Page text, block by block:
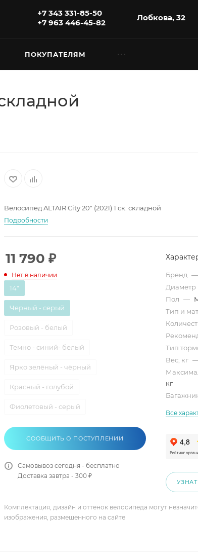
+7 343 331-85-50
+7 963 446-45-82
Лобкова, 32
ПОКУПАТЕЛЯМ
Велосипед ALTAIR City 20" (2021) 1 ск. складной
Подробности
11 790 ₽
Нет в наличии
14"
Черный - серый
Розовый - белый
Темно - синий- белый
Ярко зелёный - чёрный
Красный - голубой
Фиолетовый - серый
СООБЩИТЬ О ПОСТУПЛЕНИИ
Самовывоз сегодня - бесплатно
Доставка завтра - 300 ₽
Бренд —
Диаметр
Пол —
Тип и
Тип
Вес, кг
кг
Все
Комплектация, дизайн и оттенок велосипеда могут
изображения, размещенного на сайте